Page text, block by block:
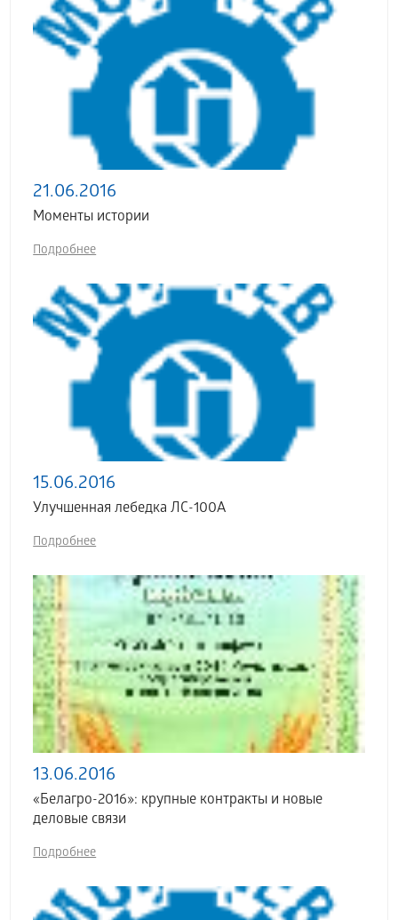
21.06.2016
Моменты истории
Подробнее
15.06.2016
Улучшенная лебедка ЛС-100А
Подробнее
13.06.2016
«Белагро-2016»: крупные контракты и новые
деловые связи
Подробнее